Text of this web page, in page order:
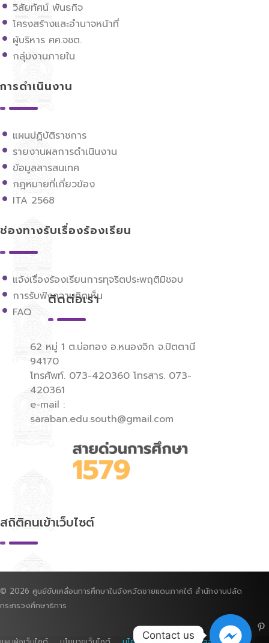
วิสัยทัศน์ พันธกิจ
โครงสร้างและอำนาจหน้าที่
ผู้บริหาร ศค.จชต.
กลุ่มงานภายใน
การดำเนินงาน
แผนปฏิบัติราชการ
รายงานผลการดำเนินงาน
ข้อมูลสารสนเทศ
กฎหมายที่เกี่ยวข้อง
ITA 2568
ช่องทางรับเรื่องร้องเรียน
แจ้งเรื่องร้องเรียนการทุจริตประพฤติมิชอบ
การรับฟังความคิดเห็น
FAQ
ติดต่อเรา
62 หมู่ 1 ต.บ่อทอง อ.หนองจิก จ.ปัตตานี
94170
โทรศัพท์. 073-420360 โทรสาร. 073-
420361
e-mail :
saraban.edu.south@gmail.com
สถิติคนเข้าเว็บไซต์
© 2026 ศูนย์ขับเคลื่อนการศึกษาในจังหวัดชายแดนภาคใต้ สำนักงานปลัด
กระทรวงศึกษาธิการ
Contact us